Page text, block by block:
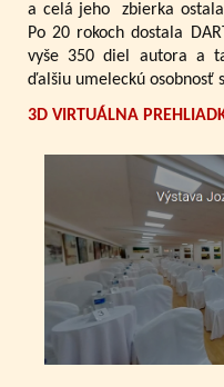
a celá jeho zbierka
Po 20 rokoch dostala
vyše 350 diel autora a
ďalšiu umeleckú osobnosť
3D VIRTUÁLNA